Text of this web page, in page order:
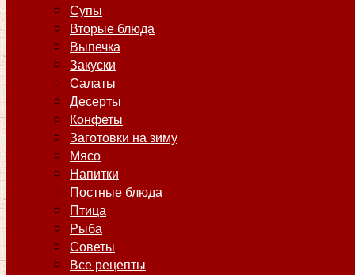
Супы
Вторые блюда
Выпечка
Закуски
Салаты
Десерты
Конфеты
Заготовки на зиму
Мясо
Напитки
Постные блюда
Птица
Рыба
Советы
Все рецепты